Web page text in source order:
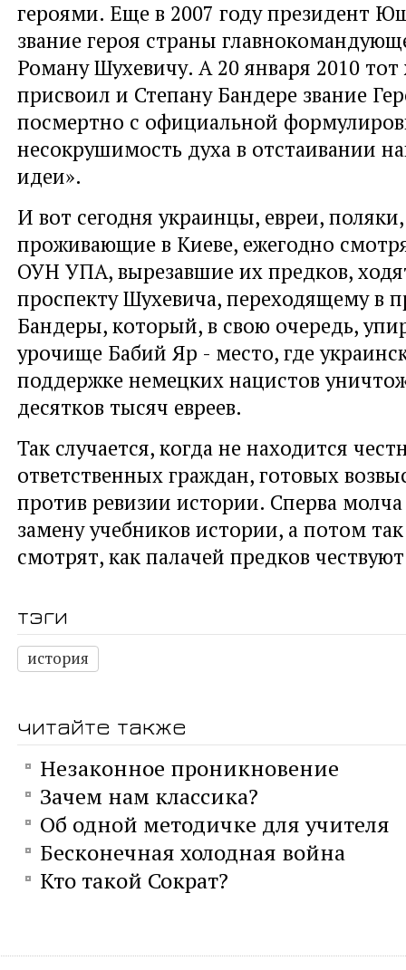
героями. Еще в 2007 году президент
звание героя страны
Роману Шухевичу. А 20 января 2010
присвоил и Степану Бандере звание
посмертно с официальной
несокрушимость духа в отстаивании
идеи».
И вот сегодня украинцы, евреи, поляки,
проживающие в Киеве, ежегодно
ОУН УПА, вырезавшие их предков,
проспекту Шухевича, переходящему в
Бандеры, который, в свою очередь,
урочище Бабий Яр - место, где
поддержке немецких нацистов
десятков тысяч евреев.
Так случается, когда не находится
ответственных граждан, готовых
против ревизии истории. Сперва
замену учебников истории, а потом
смотрят, как палачей предков
тэги
история
читайте также
Незаконное проникновение
Зачем нам классика?
Об одной методичке для учителя
Бесконечная холодная война
Кто такой Сократ?